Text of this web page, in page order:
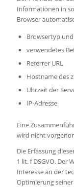
Informationen in
Browser
Browsertyp
verwendetes
Referrer URL
Hostname des
Uhrzeit der
IP-Adresse
Eine
wird nicht
Die Erfassung
1 lit. f DSGVO. Der
Interesse an der
Optimierung seiner